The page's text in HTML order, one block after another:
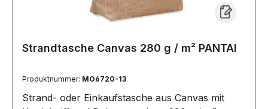
Strandtasche Canvas 280 g / m² PANTAI
Produktnummer: MO6720-13
Strand- oder Einkaufstasche aus Canvas mit